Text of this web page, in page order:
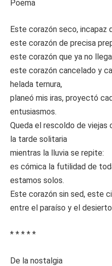
Poema
Este corazón seco, incapaz
este corazón de precisa
este corazón que ya no
este corazón cancelado y
helada ternura,
planeó mis iras, proyectó
entusiasmos.
Queda el rescoldo de
la tarde solitaria
mientras la lluvia se repite:
es cómica la futilidad de
estamos solos.
Este corazón sin sed, este
entre el paraíso y el
* * * * *
De la nostalgia